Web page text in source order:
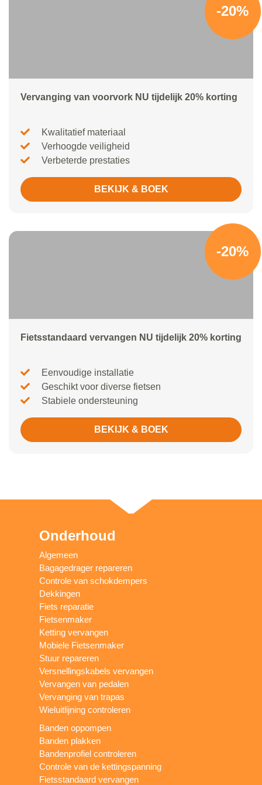
-20%
Vervanging van voorvork NU tijdelijk 20% korting
Kwalitatief materiaal
Verhoogde veiligheid
Verbeterde prestaties
BEKIJK & BOEK
-20%
Fietsstandaard vervangen NU tijdelijk 20% korting
Eenvoudige installatie
Geschikt voor diverse fietsen
Stabiele ondersteuning
BEKIJK & BOEK
Onderhoud
Algemeen
Bagagedrager repareren
Controle van schokdempers
Dekkingen
Fiets reparatie
Fietsenmaker
Ketting vervangen
Mobiele Fietsenmaker
Stuur repareren
Versnellingskabels vervangen
Vervangen van pedalen
Vervanging van trapas
Wieluitlijning controleren
Banden oppompen
Banden plakken
Bandenprofiel controleren
Controle van de kettingspanning
Fietsstandaard vervangen